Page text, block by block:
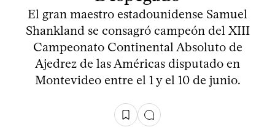
El gran maestro estadounidense Samuel
Shankland se consagró campeón del XIII
Campeonato Continental Absoluto de
Ajedrez de las Américas disputado en
Montevideo entre el 1 y el 10 de junio.